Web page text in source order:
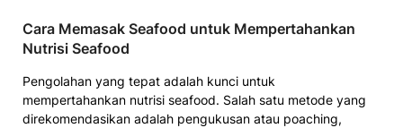
Cara Memasak Seafood untuk Mempertahankan
Nutrisi Seafood
Pengolahan yang tepat adalah kunci untuk
mempertahankan nutrisi seafood. Salah satu metode yang
direkomendasikan adalah pengukusan atau poaching,